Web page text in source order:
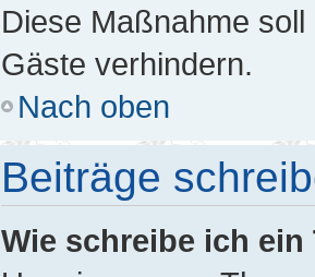
Diese Maßnahme
Gäste verhindern.
Nach oben
Beiträge
Wie schreibe ich ein